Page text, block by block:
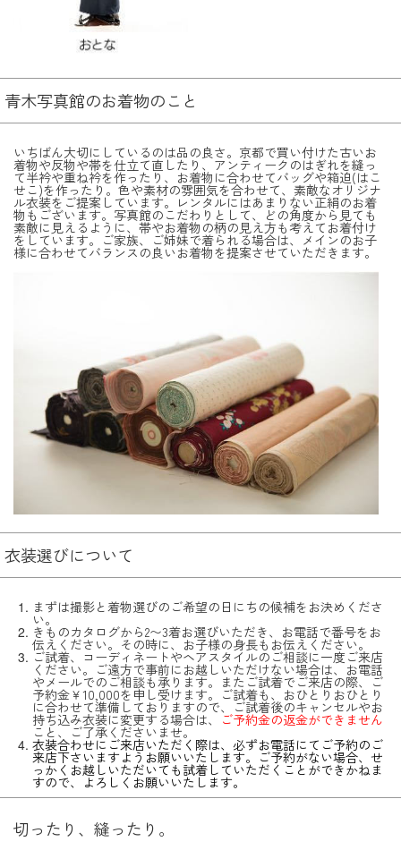
青木写真館のお着物のこと
いちばん大切にしているのは品の良さ。京都で買い付けた古いお
着物や反物や帯を仕立て直したり、アンティークのはぎれを縫っ
て半衿や重ね衿を作ったり、お着物に合わせてバッグや箱迫(はこ
せこ)を作ったり。色や素材の雰囲気を合わせて、素敵なオリジナ
ル衣装をご提案しています。レンタルにはあまりない正絹のお着
物もございます。写真館のこだわりとして、どの角度から見ても
素敵に見えるように、帯やお着物の柄の見え方も考えてお着付け
をしています。ご家族、ご姉妹で着られる場合は、メインのお子
様に合わせてバランスの良いお着物を提案させていただきます。
衣装選びについて
まずは撮影と着物選びのご希望の日にちの候補をお決めくださ
い。
きものカタログから2〜3着お選びいただき、お電話で番号をお
伝えください。その時に、お子様の身長もお伝えください。
ご試着、コーディネートやヘアスタイルのご相談に一度ご来店
ください。ご遠方で事前にお越しいただけない場合は、お電話
やメールでのご相談も承ります。またご試着でご来店の際、ご
予約金￥10,000を申し受けます。ご試着も、おひとりおひとり
に合わせて準備しておりますので、ご試着後のキャンセルやお
持ち込み衣装に変更する場合は、 ご予約金の返金ができません
こと、ご了承くださいませ。
衣装合わせにご来店いただく際は、必ずお電話にてご予約のご
来店下さいますようお願いいたします。ご予約がない場合、せ
っかくお越しいただいても試着していただくことができかねま
すので、よろしくお願いいたします。
切ったり、縫ったり。